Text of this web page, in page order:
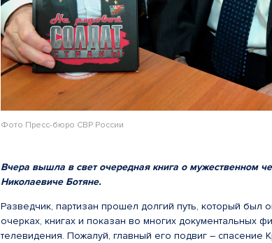
Фото Пресс-бюро СВР России
Вчера вышла в свет очередная книга о мужественном
Николаевиче Ботяне.
Разведчик, партизан прошел долгий путь, который был
очерках, книгах и показан во многих документальных
телевидения. Пожалуй, главный его подвиг – спасение